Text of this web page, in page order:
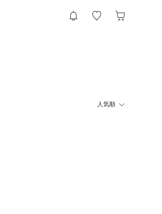
人気順